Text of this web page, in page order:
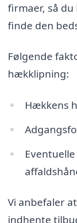
firmaer, så
finde den
Følgende
hækklipning:
Hækkens
Vi anbefaler
indhente